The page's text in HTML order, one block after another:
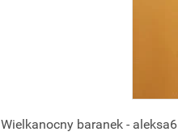
Wielkanocny baranek - aleksa6